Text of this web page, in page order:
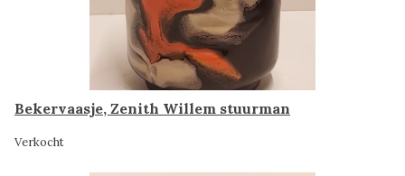
Bekervaasje, Zenith Willem stuurman
Verkocht